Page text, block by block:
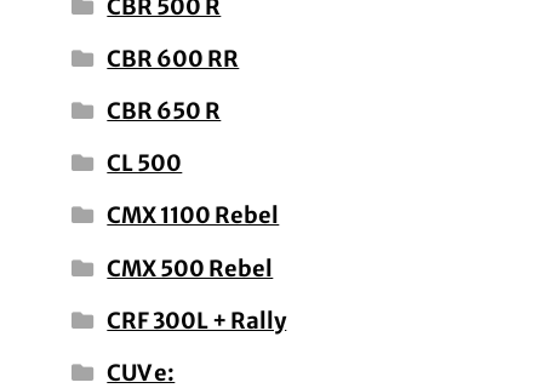
CBR 500 R
CBR 600 RR
CBR 650 R
CL 500
CMX 1100 Rebel
CMX 500 Rebel
CRF 300L + Rally
CUV e: